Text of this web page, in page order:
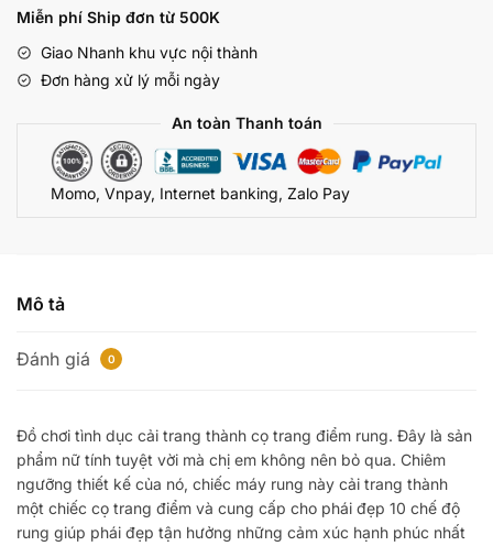
dục
chơi
tình
trang
lượng
Miễn phí Ship đơn từ 500K
Giao Nhanh khu vực nội thành
Đơn hàng xử lý mỗi ngày
An toàn Thanh toán
Momo, Vnpay, Internet banking, Zalo Pay
Mô tả
Đánh giá 0
Đồ chơi tình dục cải trang thành cọ trang điểm rung. Đây là sản
phẩm nữ tính tuyệt vời mà chị em không nên bỏ qua. Chiêm
ngưỡng thiết kế của nó, chiếc máy rung này cải trang thành
một chiếc cọ trang điểm và cung cấp cho phái đẹp 10 chế độ
rung giúp phái đẹp tận hưởng những cảm xúc hạnh phúc nhất